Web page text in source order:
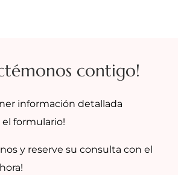
contigo!
información detallada
formulario!
y reserve su consulta con el